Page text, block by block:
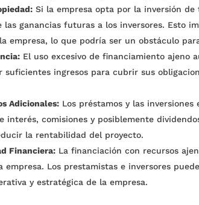
Si la empresa opta por la inversión
las ganancias futuras a los inversores. Esto
empresa, lo que podría ser un obstáculo
El uso excesivo de financiamiento ajeno
suficientes ingresos para cubrir sus
Adicionales: Los préstamos y las
interés, comisiones y posiblemente
la rentabilidad del proyecto.
Financiera: La financiación con recursos
empresa. Los prestamistas e inversores
y estratégica de la empresa.